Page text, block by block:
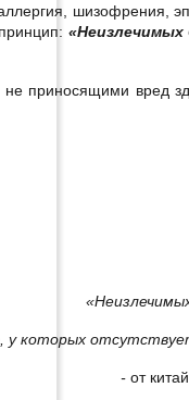
шизофрения,
«Неизлечимых
приносящими вред
у которых
- от